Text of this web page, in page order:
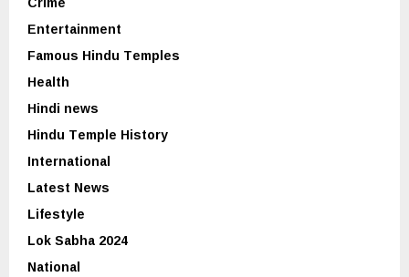
Entertainment
Famous Hindu Temples
Health
Hindi news
Hindu Temple History
International
Latest News
Lifestyle
Lok Sabha 2024
National